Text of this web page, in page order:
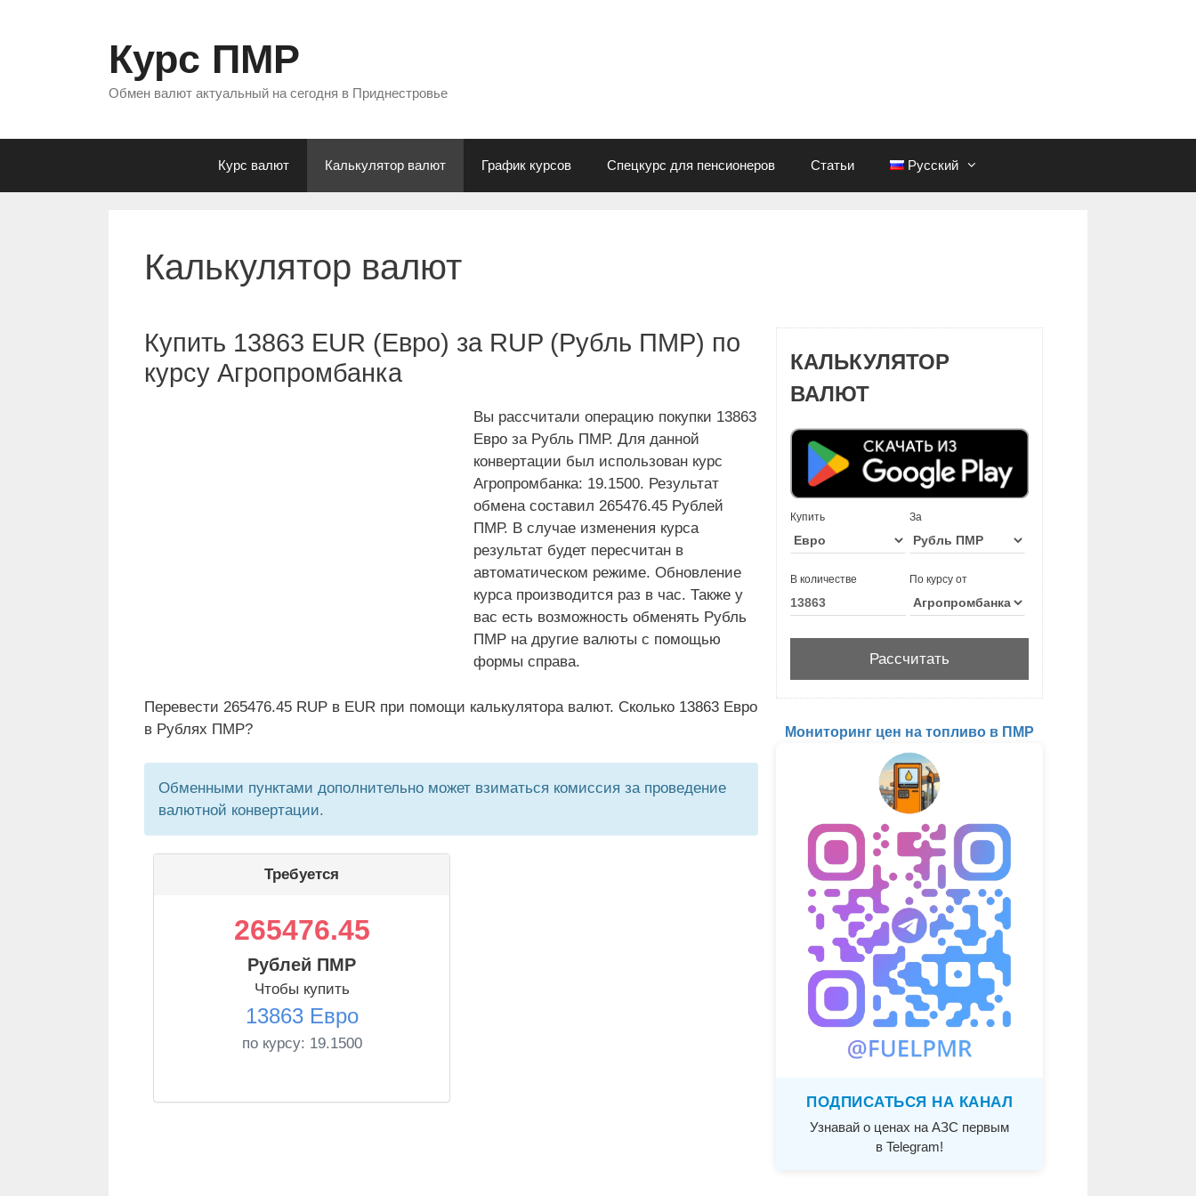
Курс ПМР
Обмен валют актуальный на сегодня в Приднестровье
Курс валют Калькулятор валют График курсов Спецкурс для пенсионеров Статьи Русский
Калькулятор валют
Купить 13863 EUR (Евро) за RUP (Рубль ПМР) по
курсу Агропромбанка
Вы рассчитали операцию покупки 13863
Евро за Рубль ПМР. Для данной
конвертации был использован курс
Агропромбанка: 19.1500. Результат
обмена составил 265476.45 Рублей
ПМР. В случае изменения курса
результат будет пересчитан в
автоматическом режиме. Обновление
курса производится раз в час. Также у
вас есть возможность обменять Рубль
ПМР на другие валюты с помощью
формы справа.
Перевести 265476.45 RUP в EUR при помощи калькулятора валют. Сколько 13863 Евро
в Рублях ПМР?
Обменными пунктами дополнительно может взиматься комиссия за проведение
валютной конвертации.
Требуется
265476.45
Рублей ПМР
Чтобы купить
13863 Евро
по курсу: 19.1500
КАЛЬКУЛЯТОР
ВАЛЮТ
Купить За
В количестве По курсу от
Мониторинг цен на топливо в ПМР
ПОДПИСАТЬСЯ НА КАНАЛ
Узнавай о ценах на АЗС первым
в Telegram!